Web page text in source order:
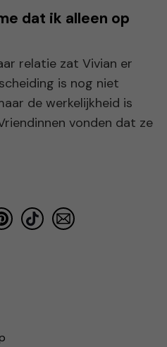
dat ik alleen op
relatie zat Vivian er
is nog niet
de werkelijkheid is
vonden dat ze